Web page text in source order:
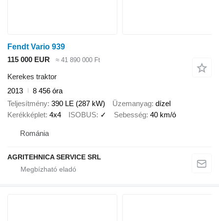
Fendt Vario 939
115 000 EUR
≈ 41 890 000 Ft
Kerekes traktor
2013
8 456 óra
Teljesítmény 390 LE (287 kW) Üzemanyag dízel
Kerékképlet 4x4 ISOBUS ✓ Sebesség 40 km/ó
Románia
AGRITEHNICA SERVICE SRL